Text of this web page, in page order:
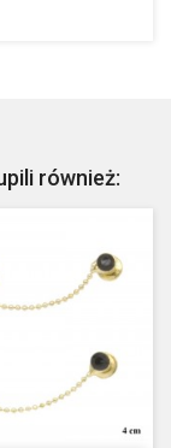
również: